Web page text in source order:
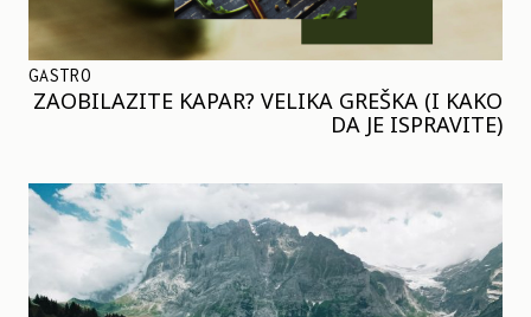
GASTRO
ZAOBILAZITE KAPAR? VELIKA GREŠKA (I KAKO
DA JE ISPRAVITE)